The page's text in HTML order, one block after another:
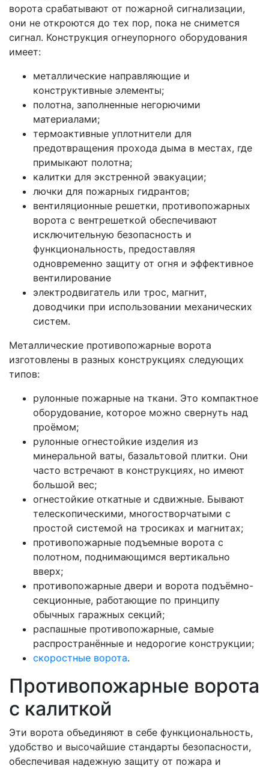
ворота срабатывают от пожарной сигнализации,
они не откроются до тех пор, пока не снимется
сигнал. Конструкция огнеупорного оборудования
имеет:
металлические направляющие и
конструктивные элементы;
полотна, заполненные негорючими
материалами;
термоактивные уплотнители для
предотвращения прохода дыма в местах, где
примыкают полотна;
калитки для экстренной эвакуации;
лючки для пожарных гидрантов;
вентиляционные решетки, противопожарных
ворота с вентрешеткой обеспечивают
исключительную безопасность и
функциональность, предоставляя
одновременно защиту от огня и эффективное
вентилирование
электродвигатель или трос, магнит,
доводчики при использовании механических
систем.
Металлические противопожарные ворота
изготовлены в разных конструкциях следующих
типов:
рулонные пожарные на ткани. Это компактное
оборудование, которое можно свернуть над
проёмом;
рулонные огнестойкие изделия из
минеральной ваты, базальтовой плитки. Они
часто встречают в конструкциях, но имеют
большой вес;
огнестойкие откатные и сдвижные. Бывают
телескопическими, многостворчатыми с
простой системой на тросиках и магнитах;
противопожарные подъемные ворота с
полотном, поднимающимся вертикально
вверх;
противопожарные двери и ворота подъёмно-
секционные, работающие по принципу
обычных гаражных секций;
распашные противопожарные, самые
распространённые и недорогие конструкции;
скоростные ворота.
Противопожарные ворота
с калиткой
Эти ворота объединяют в себе функциональность,
удобство и высочайшие стандарты безопасности,
обеспечивая надежную защиту от пожара и